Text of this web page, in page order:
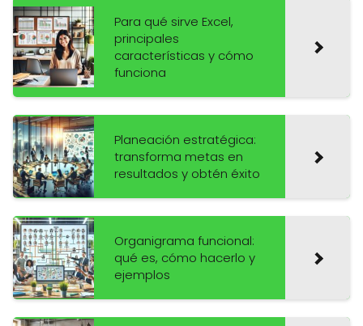
Para qué sirve Excel,
principales
características y cómo
funciona
Planeación estratégica:
transforma metas en
resultados y obtén éxito
Organigrama funcional:
qué es, cómo hacerlo y
ejemplos